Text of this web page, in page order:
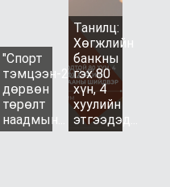
"Спорт
тэмцээн-2024"
дөрвөн
төрөлт
наадмын...
Танилц:
Хөгжлийн
банкны
гэх 80
хүн, 4
хуулийн
этгээдэд...